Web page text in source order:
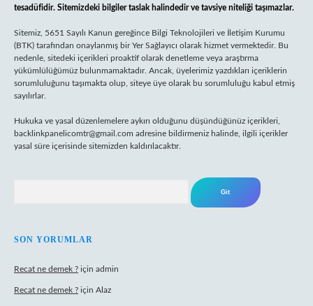
tesadüfidir. Sitemizdeki bilgiler taslak halindedir ve tavsiye niteliği taşımazlar.
Sitemiz, 5651 Sayılı Kanun gereğince Bilgi Teknolojileri ve İletişim Kurumu
(BTK) tarafından onaylanmış bir Yer Sağlayıcı olarak hizmet vermektedir. Bu
nedenle, sitedeki içerikleri proaktif olarak denetleme veya araştırma
yükümlülüğümüz bulunmamaktadır. Ancak, üyelerimiz yazdıkları içeriklerin
sorumluluğunu taşımakta olup, siteye üye olarak bu sorumluluğu kabul etmiş
sayılırlar.
Hukuka ve yasal düzenlemelere aykırı olduğunu düşündüğünüz içerikleri,
backlinkpanelicomtr@gmail.com adresine bildirmeniz halinde, ilgili içerikler
yasal süre içerisinde sitemizden kaldırılacaktır.
SON YORUMLAR
Recat ne demek ? için admin
Recat ne demek ? için Alaz